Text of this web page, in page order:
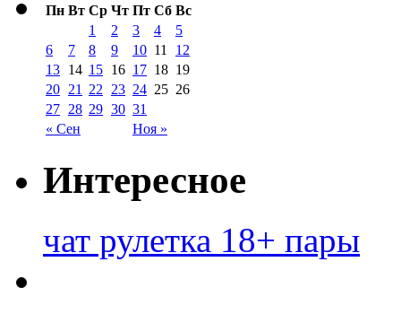
Пн Вт Ср Чт Пт Сб Вс
« Сен Ноя »
1 2 3 4
5
6
7 8 9 10 11
12
13 14 15 16 17 18 19
20 21 22 23 24 25 26
27 28 29 30 31
Интересное
чат рулетка 18+ пары